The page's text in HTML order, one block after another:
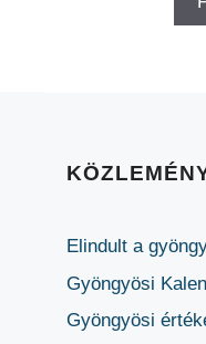
Elindult a
Gyöngyösi
Gyöngyösi